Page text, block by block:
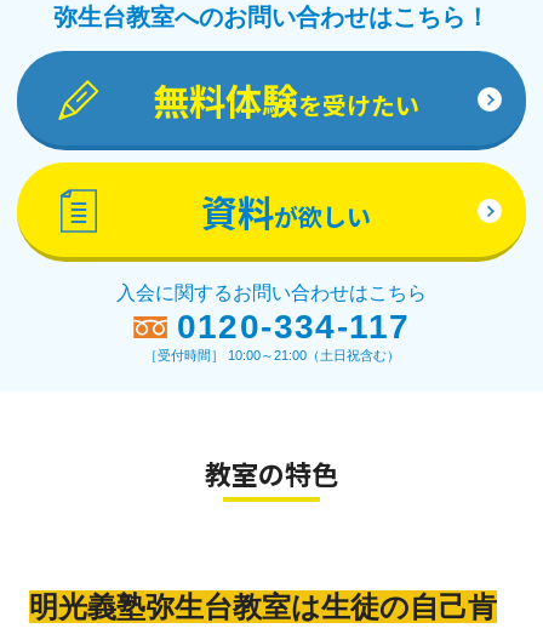
弥生台教室へのお問い合わせはこちら！
無料体験を受けたい
資料が欲しい
入会に関するお問い合わせはこちら
0120-334-117
［受付時間］ 10:00～21:00（土日祝含む）
教室の特色
明光義塾弥生台教室は生徒の自己肯